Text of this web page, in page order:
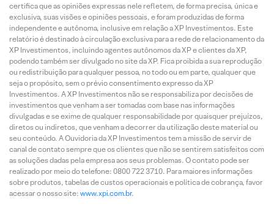
certifica que as opiniões expressas nele refletem, de forma precisa, única e
exclusiva, suas visões e opiniões pessoais, e foram produzidas de forma
independente e autônoma, inclusive em relação a XP Investimentos. Este
relatório é destinado à circulação exclusiva para a rede de relacionamento da
XP Investimentos, incluindo agentes autônomos da XP e clientes da XP,
podendo também ser divulgado no site da XP. Fica proibida a sua reprodução
ou redistribuição para qualquer pessoa, no todo ou em parte, qualquer que
seja o propósito, sem o prévio consentimento expresso da XP
Investimentos. A XP Investimentos não se responsabiliza por decisões de
investimentos que venham a ser tomadas com base nas informações
divulgadas e se exime de qualquer responsabilidade por quaisquer prejuízos,
diretos ou indiretos, que venham a decorrer da utilização deste material ou
seu conteúdo. A Ouvidoria da XP Investimentos tem a missão de servir de
canal de contato sempre que os clientes que não se sentirem satisfeitos com
as soluções dadas pela empresa aos seus problemas. O contato pode ser
realizado por meio do telefone: 0800 722 3710. Para maiores informações
sobre produtos, tabelas de custos operacionais e política de cobrança, favor
acessar o nosso site: www.xpi.com.br.